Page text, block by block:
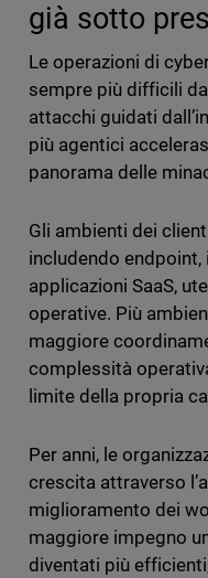
già sotto
Le operazioni di
sempre più difficili
attacchi guidati
più agentici
panorama delle
Gli ambienti dei
includendo
applicazioni SaaS,
operative. Più
maggiore
complessità
limite della propria
Per anni, le
crescita attraverso
miglioramento dei
maggiore impegno
diventati più